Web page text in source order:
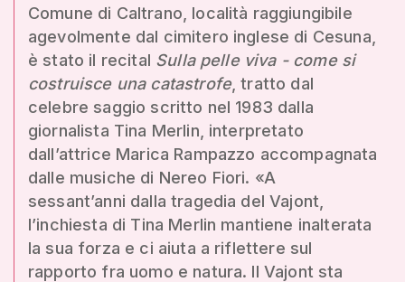
Comune di Caltrano, località raggiungibile
agevolmente dal cimitero inglese di Cesuna,
è stato il recital Sulla pelle viva - come si
costruisce una catastrofe, tratto dal
celebre saggio scritto nel 1983 dalla
giornalista Tina Merlin, interpretato
dall’attrice Marica Rampazzo accompagnata
dalle musiche di Nereo Fiori. «A
sessant’anni dalla tragedia del Vajont,
l’inchiesta di Tina Merlin mantiene inalterata
la sua forza e ci aiuta a riflettere sul
rapporto fra uomo e natura. Il Vajont sta